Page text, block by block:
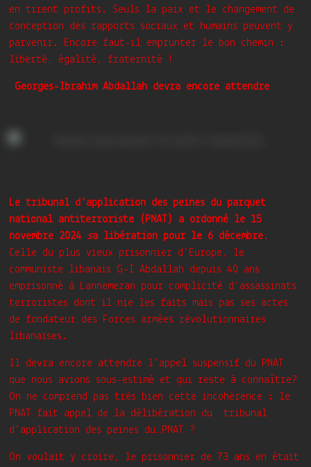
en tirent profits. Seuls la paix et le changement de
conception des rapports sociaux et humains peuvent y
parvenir. Encore faut-il emprunter le bon chemin :
liberté, égalité, fraternité !
Georges-Ibrahim Abdallah devra encore attendre
Le tribunal d’application des peines du parquet
national antiterroriste (PNAT) a ordonné le 15
novembre 2024 sa libération pour le 6 décembre.
Celle du plus vieux prisonnier d’Europe, le
communiste libanais G-I Abdallah depuis 40 ans
emprisonné à Lannemezan pour complicité d’assassinats
terroristes dont il nie les faits mais pas ses actes
de fondateur des Forces armées révolutionnaires
libanaises.
Il devra encore attendre l’appel suspensif du PNAT
que nous avions sous-estimé et qui reste à connaître?
On ne comprend pas très bien cette incohérence : le
PNAT fait appel de la délibération du tribunal
d’application des peines du…PNAT ?
On voulait y croire, le prisonnier de 73 ans en était